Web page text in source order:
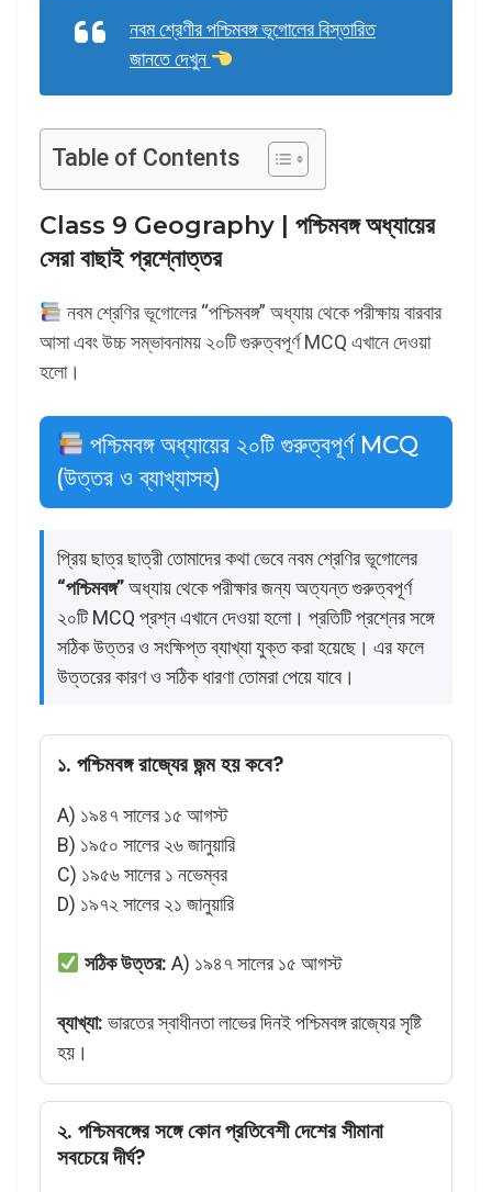
নবম শ্রেণীর পশ্চিমবঙ্গ ভূগোলের বিস্তারিত
জানতে দেখুন
Table of Contents
Class 9 Geography | পশ্চিমবঙ্গ অধ্যায়ের
সেরা বাছাই প্রশ্নোত্তর
নবম শ্রেণির ভূগোলের “পশ্চিমবঙ্গ” অধ্যায় থেকে পরীক্ষায় বারবার
আসা এবং উচ্চ সম্ভাবনাময় ২০টি গুরুত্বপূর্ণ MCQ এখানে দেওয়া
হলো।
পশ্চিমবঙ্গ অধ্যায়ের ২০টি গুরুত্বপূর্ণ MCQ
(উত্তর ও ব্যাখ্যাসহ)
প্রিয় ছাত্র ছাত্রী তোমাদের কথা ভেবে নবম শ্রেণির ভূগোলের
“পশ্চিমবঙ্গ”অধ্যায় থেকে পরীক্ষার জন্য অত্যন্ত গুরুত্বপূর্ণ
২০টি MCQ প্রশ্ন এখানে দেওয়া হলো। প্রতিটি প্রশ্নের সঙ্গে
সঠিক উত্তর ও সংক্ষিপ্ত ব্যাখ্যা যুক্ত করা হয়েছে। এর ফলে
উত্তরের কারণ ও সঠিক ধারণা তোমরা পেয়ে যাবে।
১. পশ্চিমবঙ্গ রাজ্যের জন্ম হয় কবে?
A) ১৯৪৭ সালের ১৫ আগস্ট
B) ১৯৫০ সালের ২৬ জানুয়ারি
C) ১৯৫৬ সালের ১ নভেম্বর
D) ১৯৭২ সালের ২১ জানুয়ারি
সঠিক উত্তর: A) ১৯৪৭ সালের ১৫ আগস্ট
ব্যাখ্যা: ভারতের স্বাধীনতা লাভের দিনই পশ্চিমবঙ্গ রাজ্যের সৃষ্টি
হয়।
২. পশ্চিমবঙ্গের সঙ্গে কোন প্রতিবেশী দেশের সীমানা
সবচেয়ে দীর্ঘ?